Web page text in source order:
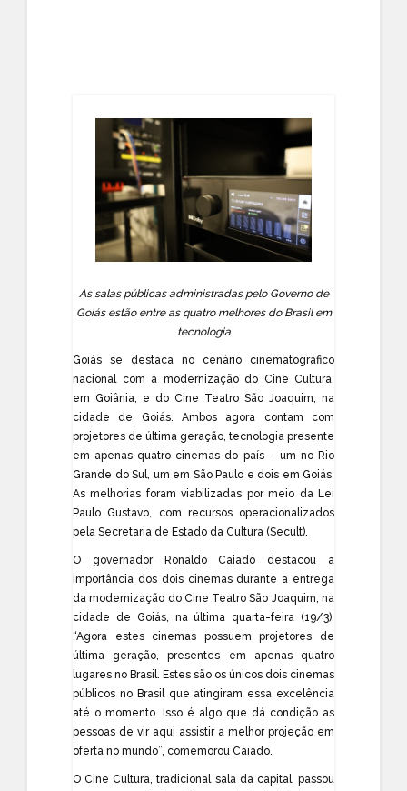
As salas públicas administradas pelo Governo de
Goiás estão entre as quatro melhores do Brasil em
tecnologia
Goiás se destaca no cenário cinematográfico
nacional com a modernização do Cine Cultura,
em Goiânia, e do Cine Teatro São Joaquim, na
cidade de Goiás. Ambos agora contam com
projetores de última geração, tecnologia presente
em apenas quatro cinemas do país – um no Rio
Grande do Sul, um em São Paulo e dois em Goiás.
As melhorias foram viabilizadas por meio da Lei
Paulo Gustavo, com recursos operacionalizados
pela Secretaria de Estado da Cultura (Secult).
O governador Ronaldo Caiado destacou a
importância dos dois cinemas durante a entrega
da modernização do Cine Teatro São Joaquim, na
cidade de Goiás, na última quarta-feira (19/3).
“Agora estes cinemas possuem projetores de
última geração, presentes em apenas quatro
lugares no Brasil. Estes são os únicos dois cinemas
públicos no Brasil que atingiram essa excelência
até o momento. Isso é algo que dá condição as
pessoas de vir aqui assistir a melhor projeção em
oferta no mundo”, comemorou Caiado.
O Cine Cultura, tradicional sala da capital, passou